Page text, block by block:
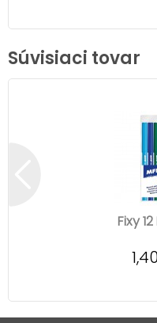
Súvisiaci tovar
Fixy